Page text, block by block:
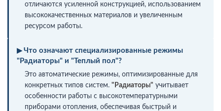
отличаются усиленной конструкцией, использованием
высококачественных материалов и увеличенным
ресурсом работы.
Что означают специализированные режимы
"Радиаторы" и "Теплый пол"?
Это автоматические режимы, оптимизированные для
конкретных типов систем. "Радиаторы" учитывает
особенности работы с высокотемпературными
приборами отопления, обеспечивая быстрый и